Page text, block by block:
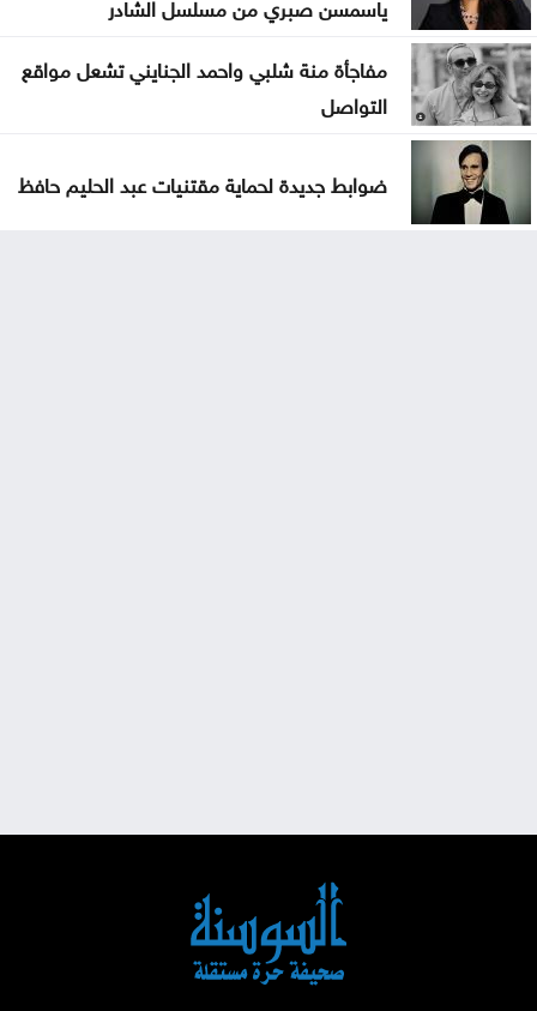
مفاجأة منة شلبي واحمد الجنايني تشعل مواقع
التواصل
ضوابط جديدة لحماية مقتنيات عبد الحليم حافظ